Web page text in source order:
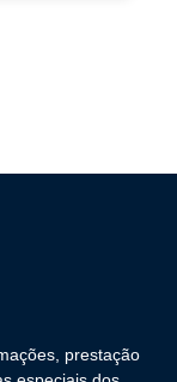
prestação